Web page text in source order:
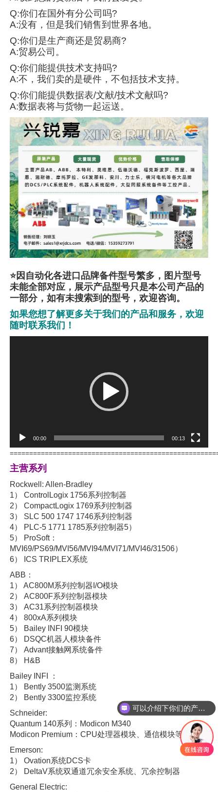
Q:你们在国外有分公司吗?
A:没有，但是我们销售到世界各地。
Q:你们是生产商还是贸易商?
A:贸易公司。
Q:你们能提供技术支持吗?
A:不，我们卖的是硬件，不包括技术支持。
Q:你们能提供数据表/文献/技术文献吗?
A:数据表将与货物一起运送。
⭐因自动化各进口品牌备件型号繁多，图片型号
未能全部对应，展示产品型号只是本公司产品的
一部分，如有未搜索到的型号，欢迎咨询。
如果您想了解更多关于我们的产品和服务，欢迎
随时联系我们！
00:00 00:13
主营系列
Rockwell: Allen-Bradley
1） ControlLogix 1756系列控制器
2） CompactLogix 1769系列控制器
3） SLC 500 1747 1746系列控制器
4） PLC-5 1771 1785系列控制器5）
5） ProSoft：
MVI69/PS69/MVI56/MVI94/MVI71/MVI46/31506）
6） ICS TRIPLEX系统
ABB：
1） AC800M系列控制器I/O模块
2） AC800F系列控制器模块
3） AC31系列控制器模块
4） 800xA系列模块
5） Bailey INFI 90模块
6） DSQC机器人模块备件
7） Advant接触网系统备件
8） H&B
Bailey INFI ：
1） Bently 3500监测系统
2） Bently 3300监控系统
Schneider:
Quantum 140系列：Modicon M340
Modicon Premium：CPU处理器模块、通信模块等
Emerson:
1） Ovation系统DCS卡
2） DeltaV系统双通道冗余安全系统、冗余控制器
General Electric:
可以介绍下你们的产品么
你们是怎么收费的呢